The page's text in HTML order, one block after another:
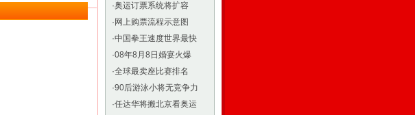
·奥运订票系统将扩容
· 网上购票流程示意图
·中国拳王速度世界最快
·08年8月8日婚宴火爆
·全球最卖座比赛排名
·90后游泳小将无竞争力
·任达华将搬北京看奥运